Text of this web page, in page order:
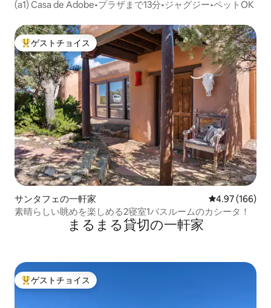
(a1) Casa de Adobe•プラザまで13分•ジャグジー•ペットOK
大好評のゲストチョイスです。
ゲストチョイス
サンタフェの一軒家 レビュー166
4.97 (166)
素晴らしい眺めを楽しめる2寝室1バスルームのカシータ！
まるまる貸切の一軒家
大好評のゲストチョイスです。
ゲストチョイス